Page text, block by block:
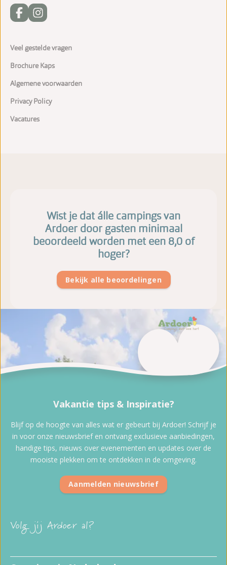
Veel gestelde vragen
Brochure Kaps
Algemene voorwaarden
Privacy Policy
Vacatures
Wist je dat álle campings van
Ardoer door gasten minimaal
beoordeeld worden met een 8,0 of
hoger?
Bekijk alle beoordelingen
Volg jij Ardoer al?
Vakantie tips & Inspiratie?
Blijf op de hoogte van alles wat er gebeurt bij Ardoer! Schrijf je
in voor onze nieuwsbrief en ontvang exclusieve aanbiedingen,
handige tips, nieuws over evenementen en updates over de
mooiste plekken om te ontdekken in de omgeving.
Aanmelden nieuwsbrief